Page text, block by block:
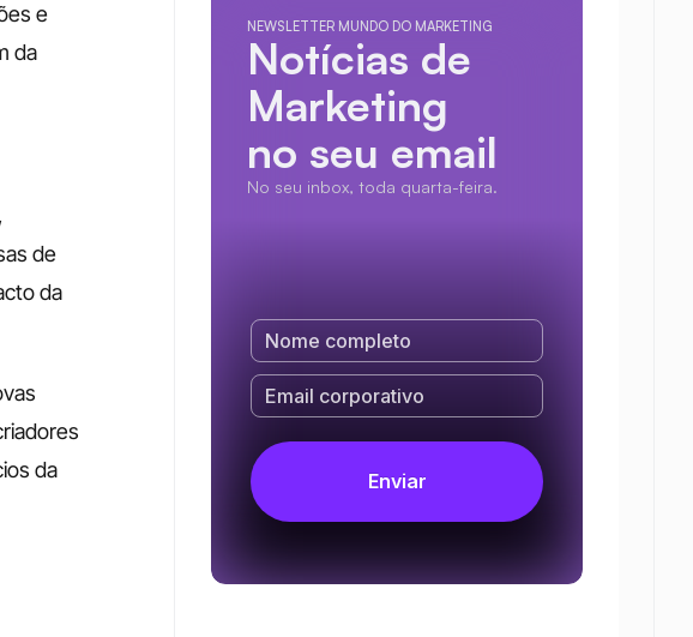
e
da
de
da
da
NEWSLETTER MUNDO DO MARKETING
Notícias de
Marketing
no seu email
No seu inbox, toda quarta-feira.